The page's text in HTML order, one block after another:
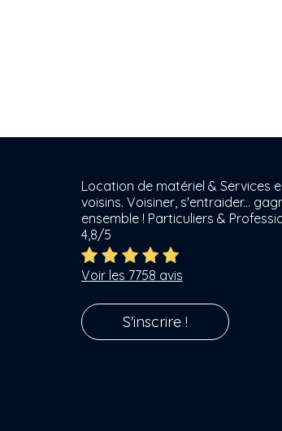
Location de matériel & Services
voisins. Voisiner, s'entraider...
ensemble ! Particuliers &
4,8/5
Voir les 7758 avis
S'inscrire !